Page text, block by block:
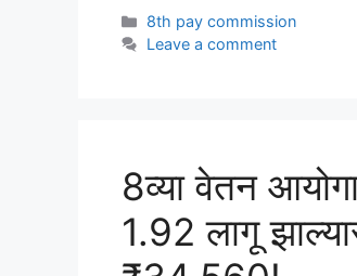
Categories
8th pay commission
Leave a comment
8व्या वेतन
1.92 लागू